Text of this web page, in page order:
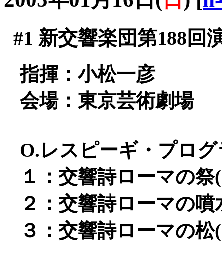
#1 新交響楽団第188回
指揮：小松一彦
会場：東京芸術劇場
O.レスピーギ・プロ
１：交響詩ローマの祭
２：交響詩ローマの噴
３：交響詩ローマの松